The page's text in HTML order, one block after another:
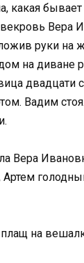
какая
Вера
руки на
на диване
двадцати
Вадим
Вера
на